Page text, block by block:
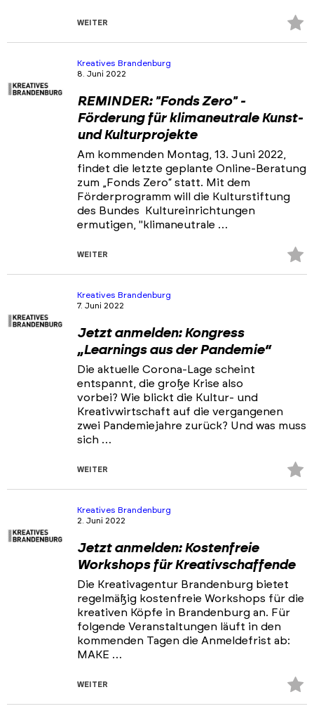
WEITER
Kreatives Brandenburg
8. Juni 2022
REMINDER: "Fonds Zero" -
Förderung für klimaneutrale Kunst-
und Kulturprojekte
Am kommenden Montag, 13. Juni 2022,
findet die letzte geplante Online-Beratung
zum „Fonds Zero“ statt. Mit dem
Förderprogramm will die Kulturstiftung
des Bundes Kultureinrichtungen
ermutigen, "klimaneutrale …
WEITER
Kreatives Brandenburg
7. Juni 2022
Jetzt anmelden: Kongress
„Learnings aus der Pandemie“
Die aktuelle Corona-Lage scheint
entspannt, die große Krise also
vorbei? Wie blickt die Kultur- und
Kreativwirtschaft auf die vergangenen
zwei Pandemiejahre zurück? Und was muss
sich …
WEITER
Kreatives Brandenburg
2. Juni 2022
Jetzt anmelden: Kostenfreie
Workshops für Kreativschaffende
Die Kreativagentur Brandenburg bietet
regelmäßig kostenfreie Workshops für die
kreativen Köpfe in Brandenburg an. Für
folgende Veranstaltungen läuft in den
kommenden Tagen die Anmeldefrist ab:
MAKE …
WEITER